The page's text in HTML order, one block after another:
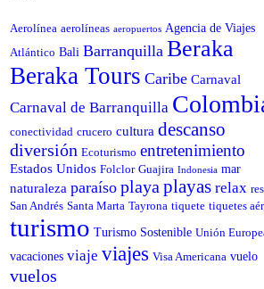
Aerolínea aerolíneas aeropuertos Agencia de Viajes
Atlántico Bali Barranquilla Beraka
Beraka Tours Caribe Carnaval
Carnaval de Barranquilla
conectividad crucero cultura descanso
diversión Ecoturismo entretenimiento
Estados Unidos Folclor Guajira Indonesia mar
naturaleza paraíso playa playas relax
San Andrés Santa Marta Tayrona tiquete tiquetes
turismo Turismo Sostenible Unión
vacaciones viaje viajes Visa Americana vuelo
vuelos